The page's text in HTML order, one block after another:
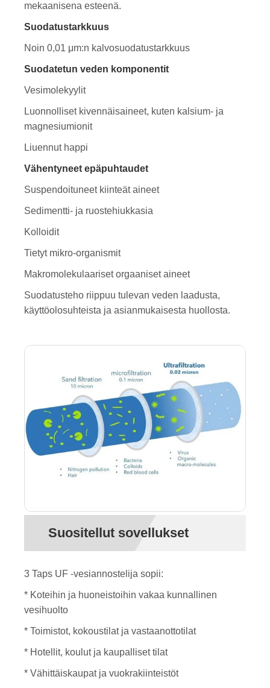
mekaanisena esteenä.
Suodatustarkkuus
Noin 0,01 μm:n kalvosuodatustarkkuus
Suodatetun veden komponentit
Vesimolekyylit
Luonnolliset kivennäisaineet, kuten kalsium- ja
magnesiumionit
Liuennut happi
Vähentyneet epäpuhtaudet
Suspendoituneet kiinteät aineet
Sedimentti- ja ruostehiukkasia
Kolloidit
Tietyt mikro-organismit
Makromolekulaariset orgaaniset aineet
Suodatusteho riippuu tulevan veden laadusta,
käyttöolosuhteista ja asianmukaisesta huollosta.
Suositellut sovellukset
3 Taps UF -vesiannostelija sopii:
* Koteihin ja huoneistoihin vakaa kunnallinen
vesihuolto
* Toimistot, kokoustilat ja vastaanottotilat
* Hotellit, koulut ja kaupalliset tilat
* Vähittäiskaupat ja vuokrakiinteistöt